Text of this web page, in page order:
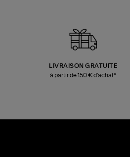
LIVRAISON GRATUITE
à partir de 150 € d'achat*